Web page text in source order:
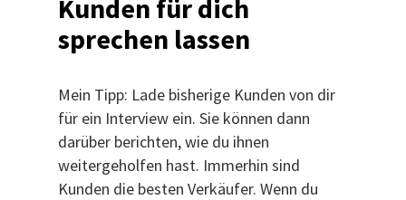
Kunden für dich
sprechen lassen
Mein Tipp: Lade bisherige Kunden von dir
für ein Interview ein. Sie können dann
darüber berichten, wie du ihnen
weitergeholfen hast. Immerhin sind
Kunden die besten Verkäufer. Wenn du